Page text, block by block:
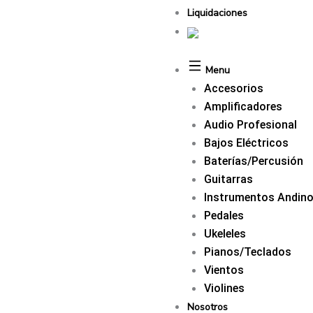
Liquidaciones
Menu
Accesorios
Amplificadores
Audio Profesional
Bajos Eléctricos
Baterías/Percusión
Guitarras
Instrumentos
Pedales
Ukeleles
Pianos/Teclados
Vientos
Violines
Nosotros